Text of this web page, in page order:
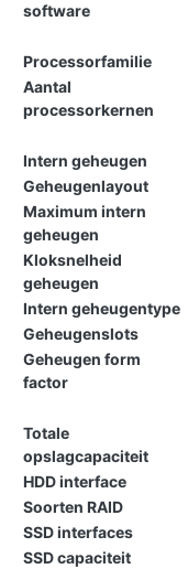
software
Processorfamilie
Aantal
processorkernen
Intern geheugen
Geheugenlayout
Maximum intern
geheugen
Kloksnelheid
geheugen
Intern geheugentype
Geheugenslots
Geheugen form
factor
Totale
opslagcapaciteit
HDD interface
Soorten RAID
SSD interfaces
SSD capaciteit